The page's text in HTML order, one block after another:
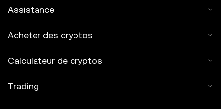
Assistance
Acheter des cryptos
Calculateur de cryptos
Trading